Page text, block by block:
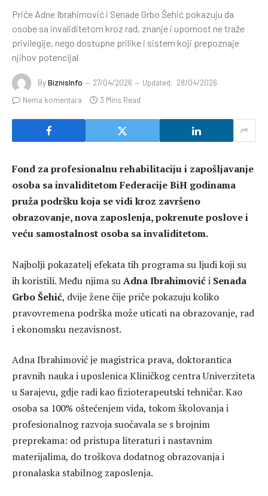
Priče Adne Ibrahimović i Senade Grbo Šehić pokazuju da
osobe sa invaliditetom kroz rad, znanje i upornost ne traže
privilegije, nego dostupne prilike i sistem koji prepoznaje
njihov potencijal
ByBiznisInfo 27/04/2026 Updated: 28/04/2026
Nema komentara
3 Mins Read
Fond za profesionalnu rehabilitaciju i zapošljavanje
osoba sa invaliditetom Federacije BiH godinama
pruža podršku koja se vidi kroz završeno
obrazovanje, nova zaposlenja, pokrenute poslove i
veću samostalnost osoba sa invaliditetom.
Najbolji pokazatelj efekata tih programa su ljudi koji su
ih koristili. Među njima suAdna Ibrahimovići Senada
Grbo Šehić, dvije žene čije priče pokazuju koliko
pravovremena podrška može uticati na obrazovanje, rad
i ekonomsku nezavisnost.
Adna Ibrahimović je magistrica prava, doktorantica
pravnih nauka i uposlenica Kliničkog centra Univerziteta
u Sarajevu, gdje radi kao fizioterapeutski tehničar. Kao
osoba sa 100% oštećenjem vida, tokom školovanja i
profesionalnog razvoja suočavala se s brojnim
preprekama: od pristupa literaturi i nastavnim
materijalima, do troškova dodatnog obrazovanja i
pronalaska stabilnog zaposlenja.